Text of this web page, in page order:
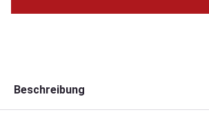
Beschreibung